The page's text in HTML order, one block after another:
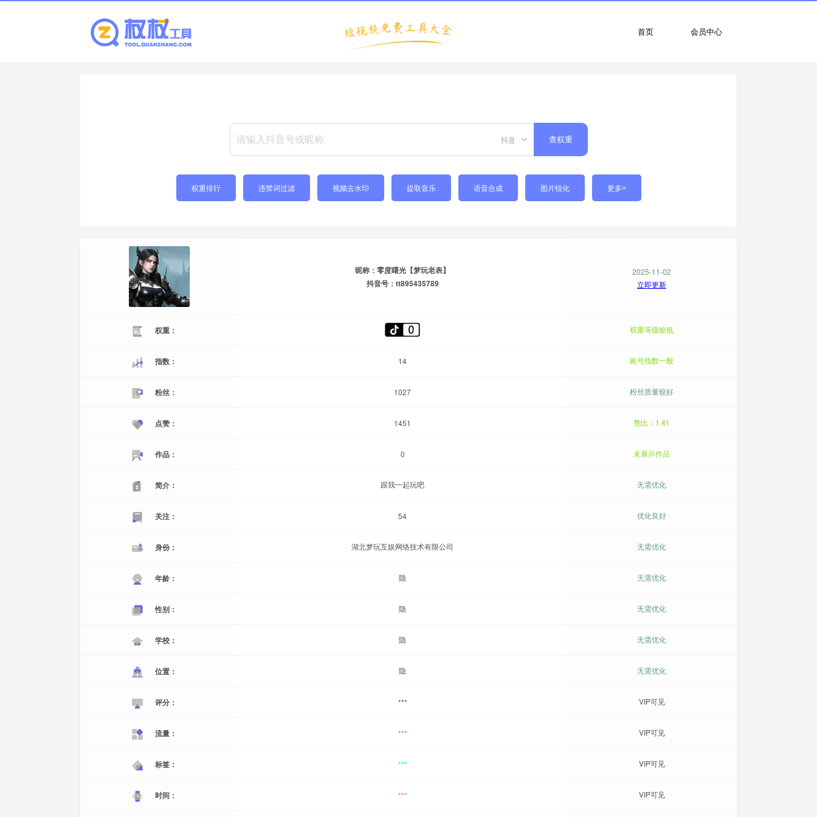
会员中心
首页
抖音 查权重
权重排行 违禁词过滤 视频去水印 提取音乐 语音合成 图片锐化 更多>
昵称：零度曙光【梦玩老表】
抖音号：tt895435789
2025-11-02
立即更新
权重： 权重等级较低
指数： 14 账号指数一般
粉丝： 1027 粉丝质量较好
点赞： 1451 赞比：1.41
作品： 0 未展示作品
简介： 跟我一起玩吧 无需优化
关注： 54 优化良好
身份： 湖北梦玩互娱网络技术有限公司 无需优化
年龄： 隐 无需优化
性别： 隐 无需优化
学校： 隐 无需优化
位置： 隐 无需优化
评分： *** VIP可见
流量： *** VIP可见
标签： *** VIP可见
时间： *** VIP可见